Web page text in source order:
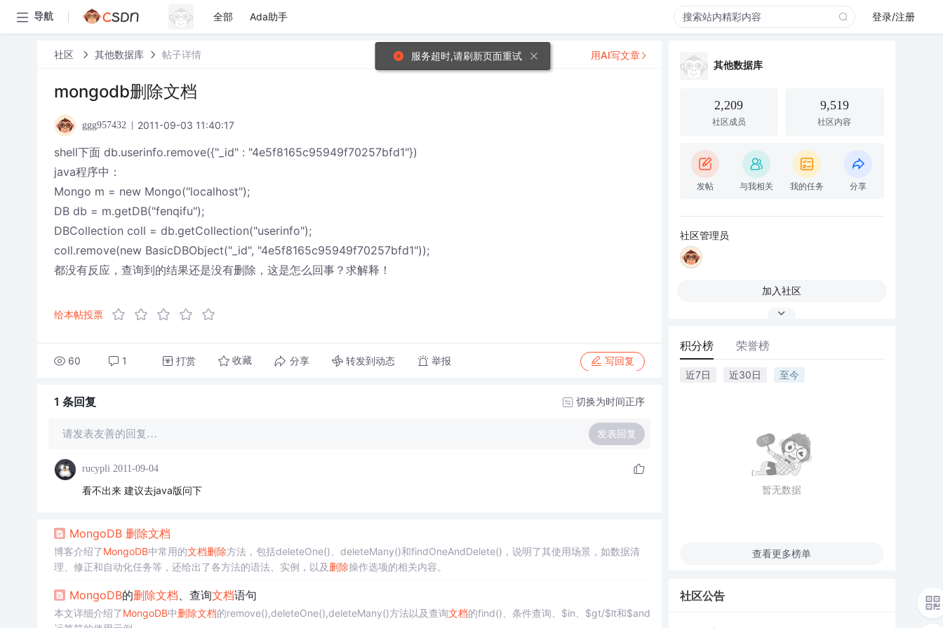
导航 全部 Ada助手 登录/注册
社区 其他数据库 帖子详情
mongodb删除文档
ggg957432 2011-09-03 11:40:17
shell下面 db.userinfo.remove({"_id" : "4e5f8165c95949f70257bfd1"})
java程序中：
Mongo m = new Mongo("localhost");
DB db = m.getDB("fenqifu");
DBCollection coll = db.getCollection("userinfo");
coll.remove(new BasicDBObject("_id", "4e5f8165c95949f70257bfd1"));
都没有反应，查询到的结果还是没有删除，这是怎么回事？求解释！
给本帖投票
60 1 打赏 收藏 分享 转发到动态 举报 写回复
用AI写文章
1 条回复 切换为时间正序
请发表友善的回复… 发表回复
rucypli 2011-09-04
看不出来 建议去java版问下
MongoDB 删除文档
博客介绍了MongoDB中常用的文档删除方法，包括deleteOne()、deleteMany()和findOneAndDelete()，说明了其使用场景，如数据清
理、修正和自动化任务等，还给出了各方法的语法、实例，以及删除操作选项的相关内容。
MongoDB的删除文档、查询文档语句
本文详细介绍了MongoDB中删除文档的remove(),deleteOne(),deleteMany()方法以及查询文档的find()、条件查询、$in、$gt/$lt和$and
其他数据库
2,209
社区成员
9,519
社区内容
发帖 与我相关 我的任务 分享
社区管理员
加入社区
积分榜 荣誉榜
近7日 近30日 至今
暂无数据
查看更多榜单
社区公告
服务超时,请刷新页面重试